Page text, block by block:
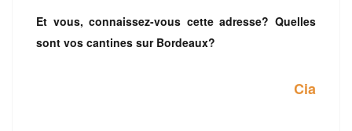
Et vous, connaissez-vous cette adresse? Quelles
sont vos cantines sur Bordeaux?
Cia